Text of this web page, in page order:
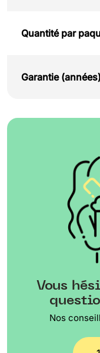
Quantité par
Garantie (années)
Vous
Nos